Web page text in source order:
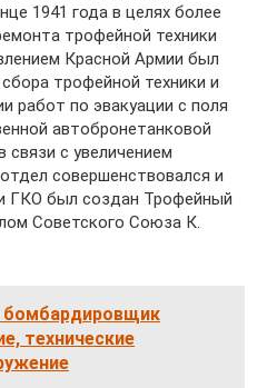
1941 года в целях более
трофейной техники
Красной Армии был
трофейной техники и
работ по эвакуации с поля
автобронетанковой
с увеличением
совершенствовался и
ГКО был создан Трофейный
Советского Союза К.
бомбардировщик
технические